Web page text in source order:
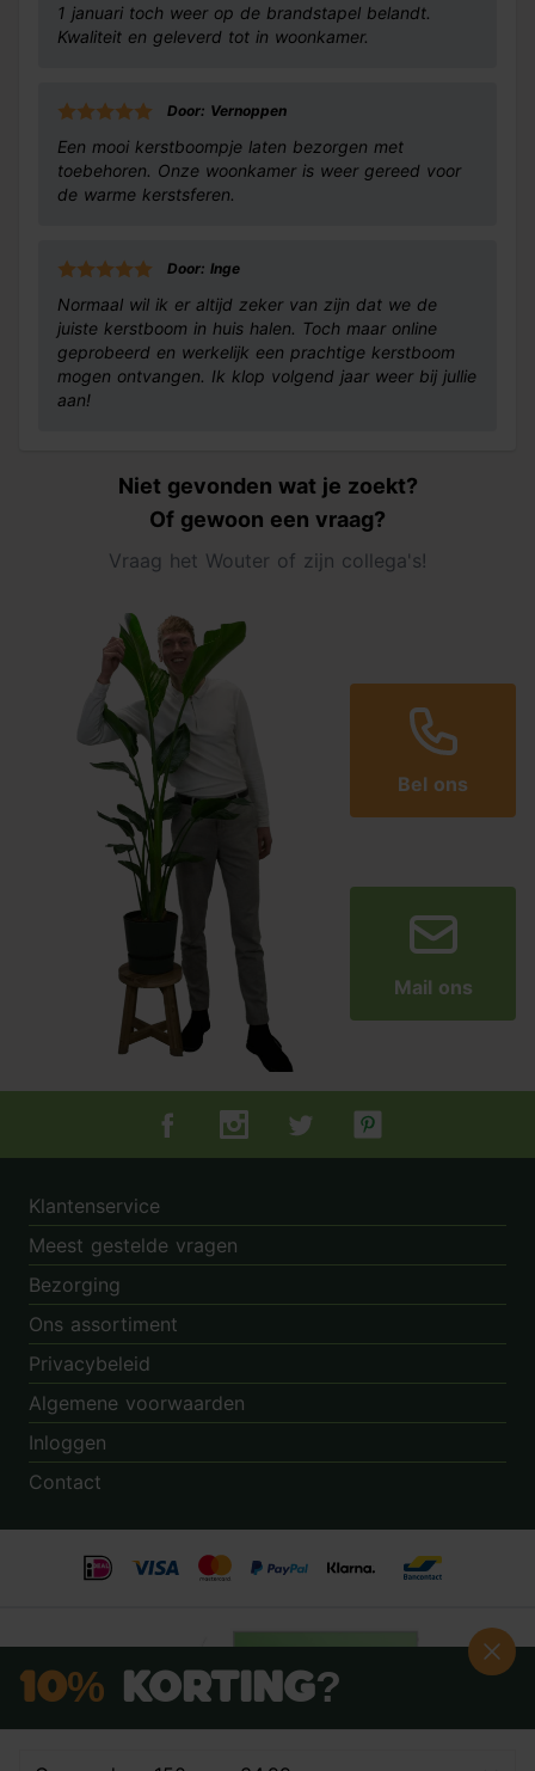
1 januari toch weer op de brandstapel belandt.
Kwaliteit en geleverd tot in woonkamer.
Door: Vernoppen
Een mooi kerstboompje laten bezorgen met
toebehoren. Onze woonkamer is weer gereed voor
de warme kerstsferen.
Door: Inge
Normaal wil ik er altijd zeker van zijn dat we de
juiste kerstboom in huis halen. Toch maar online
geprobeerd en werkelijk een prachtige kerstboom
mogen ontvangen. Ik klop volgend jaar weer bij jullie
aan!
Niet gevonden wat je zoekt?
Of gewoon een vraag?
Vraag het Wouter of zijn collega's!
Bel ons
Mail ons
Tuincentrum.nl op Facebook
Tuincentrum.nl op Instagram
Tuincentrum.nl op Twitter
Tuincentrum.nl op
Klantenservice
Meest gestelde vragen
Bezorging
Ons assortiment
Privacybeleid
Algemene voorwaarden
Inloggen
Contact
10% Korting?